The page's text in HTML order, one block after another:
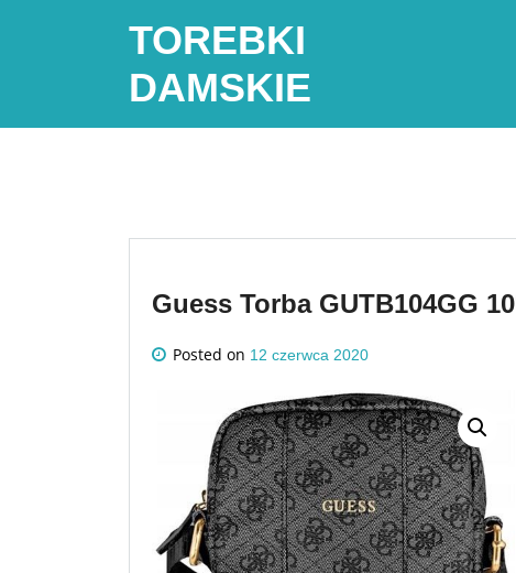
TOREBKI
DAMSKIE
Guess Torba GUTB104GG
Posted on 12 czerwca 2020